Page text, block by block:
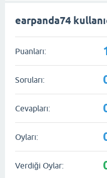
earpanda74
Puanları:
Soruları:
Cevapları:
Oyları:
Verdiği Oylar: